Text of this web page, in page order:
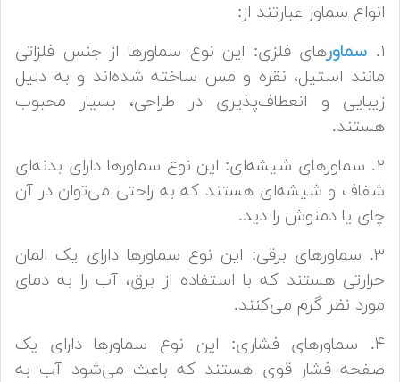
انواع سماور عبارتند از:
۱.
سماورهای فلزی: این نوع سماورها از جنس فلزاتی
مانند استیل، نقره و مس ساخته شده‌اند و به دلیل
زیبایی و انعطاف‌پذیری در طراحی، بسیار محبوب
هستند.
۲. سماورهای شیشه‌ای: این نوع سماورها دارای بدنه‌ای
شفاف و شیشه‌ای هستند که به راحتی می‌توان در آن
چای یا دمنوش را دید.
۳. سماورهای برقی: این نوع سماورها دارای یک المان
حرارتی هستند که با استفاده از برق، آب را به دمای
مورد نظر گرم می‌کنند.
۴. سماورهای فشاری: این نوع سماورها دارای یک
صفحه فشار قوی هستند که باعث می‌شود آب به